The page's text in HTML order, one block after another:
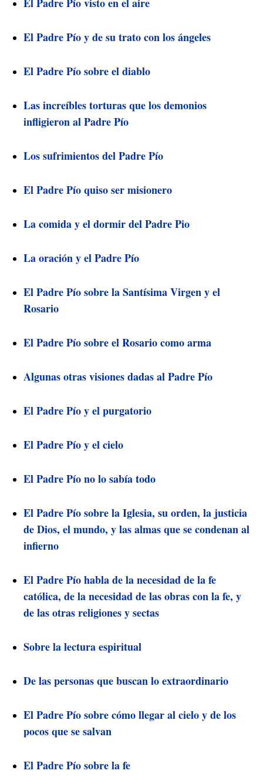
El Padre Pío y de su trato con los ángeles
El Padre Pío sobre el diablo
Las increíbles torturas que los demonios
infligieron al Padre Pío
Los sufrimientos del Padre Pío
El Padre Pío quiso ser misionero
La comida y el dormir del Padre Pio
La oración y el Padre Pío
El Padre Pío sobre la Santísima Virgen y el
Rosario
El Padre Pío sobre el Rosario como arma
Algunas otras visiones dadas al Padre Pío
El Padre Pío y el purgatorio
El Padre Pío y el cielo
El Padre Pío no lo sabía todo
El Padre Pío sobre la Iglesia, su orden, la justicia
de Dios, el mundo, y las almas que se condenan al
infierno
El Padre Pío habla de la necesidad de la fe
católica, de la necesidad de las obras con la fe, y
de las otras religiones y sectas
Sobre la lectura espiritual
De las personas que buscan lo extraordinario
El Padre Pío sobre cómo llegar al cielo y de los
pocos que se salvan
El Padre Pío sobre la fe